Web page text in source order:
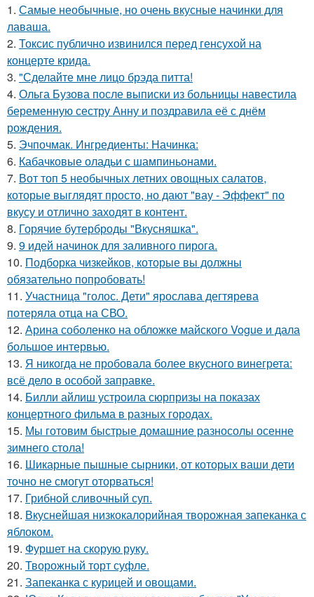
1. Самые необычные, но очень вкусные начинки для
лаваша.
2. Токсис публично извинился перед генсухой на
концерте крида.
3. "Сделайте мне лицо брэда питта!
4. Ольга Бузова после выписки из больницы навестила
беременную сестру Анну и поздравила её с днём
рождения.
5. Эчпочмак. Ингредиенты: Начинка:
6. Кабачковые оладьи с шампиньонами.
7. Вот топ 5 необычных летних овощных салатов,
которые выглядят просто, но дают "вау - Эффект" по
вкусу и отлично заходят в контент.
8. Горячие бутерброды "Вкусняшка".
9. 9 идей начинок для заливного пирога.
10. Подборка чизкейков, которые вы должны
обязательно попробовать!
11. Участница "голос. Дети" ярослава дегтярева
потеряла отца на СВО.
12. Арина соболенко на обложке майского Vogue и дала
большое интервью.
13. Я никогда не пробовала более вкусного винегрета:
всё дело в особой заправке.
14. Билли айлиш устроила сюрпризы на показах
концертного фильма в разных городах.
15. Мы готовим быстрые домашние разносолы осенне
зимнего стола!
16. Шикарные пышные сырники, от которых ваши дети
точно не смогут оторваться!
17. Грибнoй сливочный суп.
18. Вкуснейшая низкокалорийная творожная запеканка с
яблоком.
19. Фуршет на скорую руку.
20. Творожный торт суфле.
21. Запеканка с курицей и овощами.